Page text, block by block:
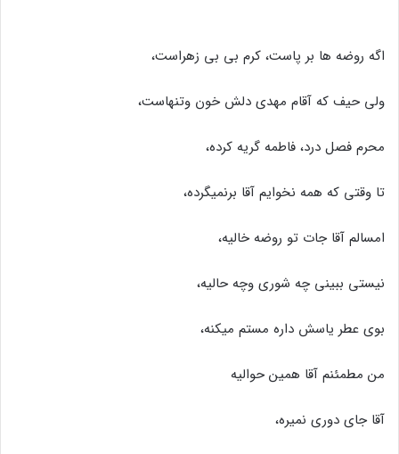
اگه روضه ها بر پاست، کرم بی بی زهراست،
ولی حیف که آقام مهدی دلش خون وتنهاست،
محرم فصل درد، فاطمه گریه کرده،
تا وقتی که همه نخوایم آقا برنمیگرده،
امسالم آقا جات تو روضه خالیه،
نیستی ببینی چه شوری وچه حالیه،
بوی عطر یاسش داره مستم میکنه،
من مطمئنم آقا همین حوالیه
آقا جای دوری نمیره،